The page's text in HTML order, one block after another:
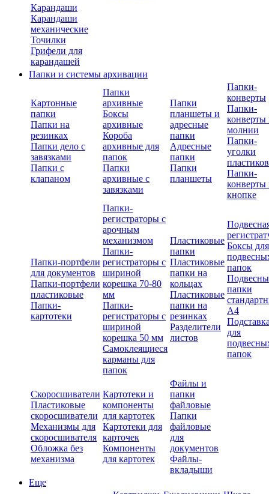
Карандаши
Карандаши
механические
Точилки
Грифели для
карандашей
Папки и системы архивации
Картонные
папки
Папки на
резинках
Папки дело с
завязками
Папки с
клапаном
Папки
архивные
Боксы
архивные
Короба
архивные для
папок
Папки
архивные с
завязками
Папки
планшеты и
адресные
папки
Адресные
папки
Папки
планшеты
Папки-
конверты
Папки-
конверты
молнии
Папки-
уголки
Папки-
конверты
кнопке
Папки-портфели
для документов
Папки-портфели
пластиковые
Папки-
картотеки
Папки-
регистраторы с
арочным
механизмом
Папки-
регистраторы с
шириной
корешка 70-80
мм
Папки-
регистраторы с
шириной
корешка 50 мм
Самоклеящиеся
карманы для
папок
Пластиковые
папки
Пластиковые
папки на
кольцах
Пластиковые
папки на
резинках
Разделители
листов
Боксы для
папок
папки
А4
для
папок
Скоросшиватели
Пластиковые
скоросшиватели
Механизмы для
скоросшивателя
Обложка без
механизма
Картотеки и
компоненты
для картотек
Картотеки для
карточек
Компоненты
для картотек
Файлы и
папки
файловые
Папки
файловые
для
документов
Файлы-
вкладыши
Еще